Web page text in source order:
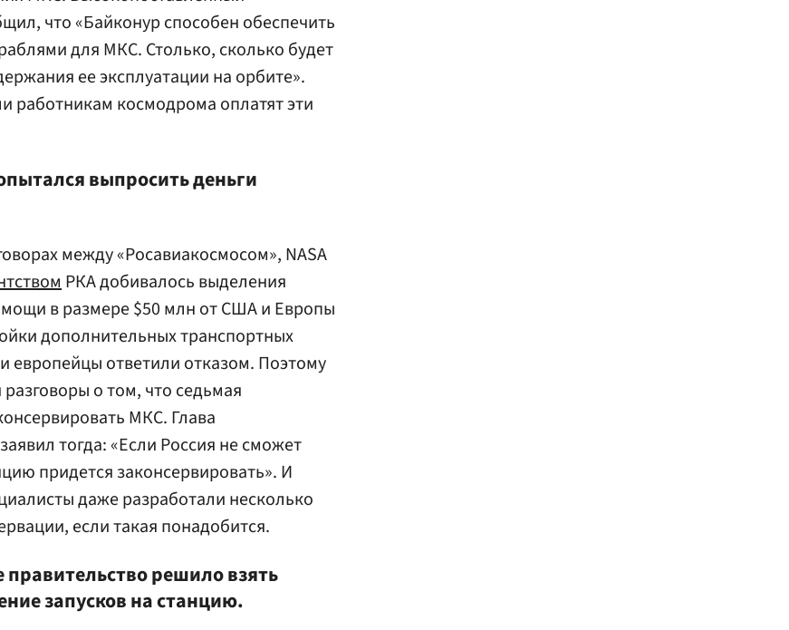
что «Байконур способен обеспечить
для МКС. Столько, сколько будет
ее эксплуатации на орбите».
работникам космодрома оплатят эти
выпросить деньги
между «Росавиакосмосом», NASA
РКА добивалось выделения
в размере $50 млн от США и Европы
дополнительных транспортных
европейцы ответили отказом. Поэтому
о том, что седьмая
МКС. Глава
заявил тогда: «Если Россия не сможет
придется законсервировать». И
даже разработали несколько
если такая понадобится.
правительство решило взять
запусков на станцию.